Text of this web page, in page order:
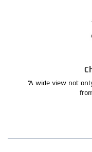
“A wide view not